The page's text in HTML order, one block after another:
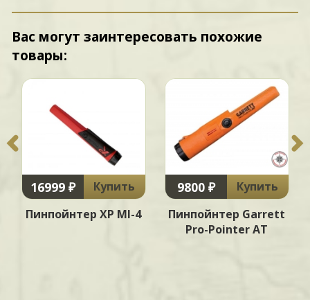
Вас могут заинтересовать похожие
товары:
16999 ₽
Купить
Пинпойнтер XP MI-4
9800 ₽
Купить
Пинпойнтер Garrett
Pro-Pointer AT